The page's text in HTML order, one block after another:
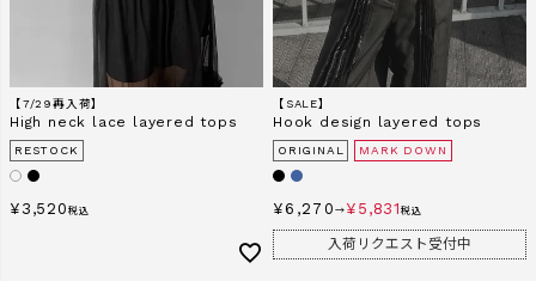
【7/29再入荷】
High neck lace layered tops
RESTOCK
¥ 3,520 税込
【SALE】
Hook design layered tops
ORIGINAL MARK DOWN
¥ 6,270 → ¥ 5,831 税込
入荷リクエスト受付中